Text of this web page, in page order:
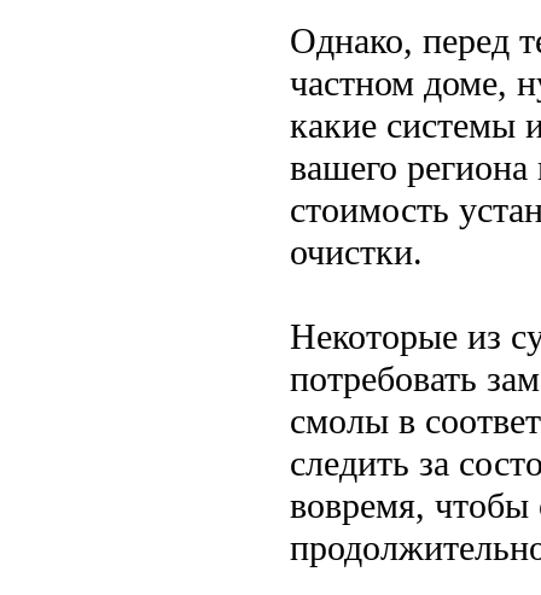
Однако, перед
частном доме,
какие системы
вашего
стоимость
очистки.
Некоторые из
потребовать
смолы в
следить за
вовремя, чтобы